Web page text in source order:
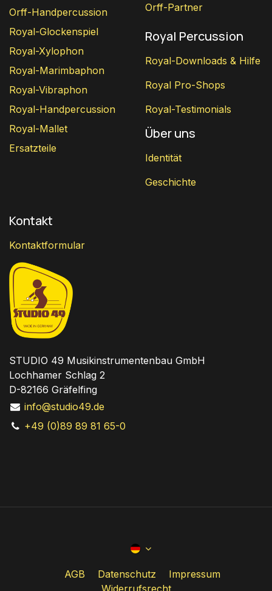
Orff-Handpercussion
Royal-Glockenspiel
Royal-Xylophon
Royal-Marimbaphon
Royal-Vibraphon
Royal-Handpercussion
Royal-Mallet
Ersatzteile
Orff-Partner
Royal Percussion
Royal-Downloads & Hilfe
Royal Pro-Shops
Royal-Testimonials
Über uns
Identität
Geschichte
Kontakt
Kontaktformular
STUDIO 49 Musikinstrumentenbau GmbH
Lochhamer Schlag 2
D-82166 Gräfelfing
info@studio49.de
+49 (0)89 89 81 65-0
AGB Datenschutz
Impressum